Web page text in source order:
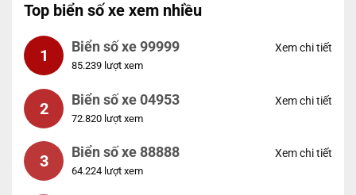
Top biển số xe xem nhiều
1 Biển số xe 99999
85.239 lượt xem
Xem chi tiết
2 Biển số xe 04953
72.820 lượt xem
Xem chi tiết
3 Biển số xe 88888
64.224 lượt xem
Xem chi tiết